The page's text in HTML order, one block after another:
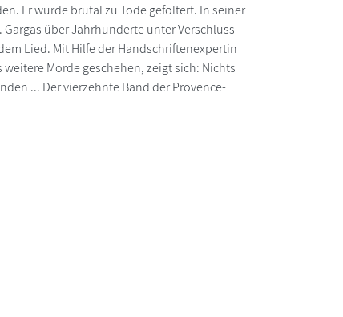
Er wurde brutal zu Tode gefoltert. In seiner
über Jahrhunderte unter Verschluss
Lied. Mit Hilfe der Handschriftenexpertin
Morde geschehen, zeigt sich: Nichts
... Der vierzehnte Band der Provence-